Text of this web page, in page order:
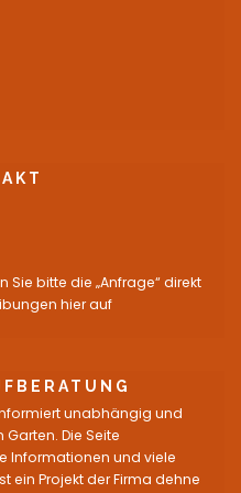
Sie bitte die „Anfrage“ direkt
hier auf
unabhängig und
Die Seite
Informationen und viele
ein Projekt der Firma dehne